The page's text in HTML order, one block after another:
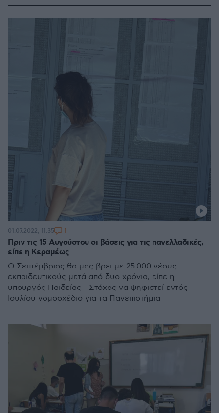
Πριν τις 15 Αυγούστου οι βάσεις για τις πανελλαδικές,
είπε η Κεραμέως
Ο Σεπτέμβριος θα μας βρει με 25.000 νέους
εκπαιδευτικούς μετά από δυο χρόνια, είπε η
υπουργός Παιδείας - Στόχος να ψηφιστεί εντός
Ιουλίου νομοσχέδιο για τα Πανεπιστήμια
01.07.2022, 11:35 1